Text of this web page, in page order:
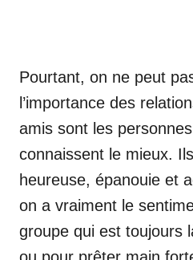
Pourtant, on ne peut
l’importance des
amis sont les
connaissent le mieux.
heureuse, épanouie et
on a vraiment le
groupe qui est toujours